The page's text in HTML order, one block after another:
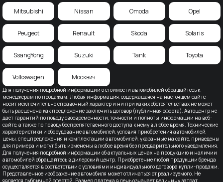
Для получения подробной информации о стоимости автомобилей обращайтесь к
менеджерам по продажам. Любая информация, содержащаяся на настоящем сайте,
носит исключительно справочный характер и ни при каких обстоятельствах не может
быть расценена как предложение заключить договор (публичная оферта). Автоцентр не
дает гарантий по поводу своевременности, точности и полноты информации на веб-
сайте, а также по поводу беспрепятственного доступа к нему в любое время. Технические
характеристики и оборудование автомобилей, условия приобретения автомобилей,
цены, спецпредложения и комплектации автомобилей, указанные на сайте, приведены
для примера и могут быть изменены в любое время без предварительного уведомления.
Для получения подробной информации об актуальных ценах на продукцию и наличии
автомобилей обращайтесь в дилерский центр. Приобретение любой продукции бренда
осуществляется в соответствии с условиями индивидуального договора купли-продажи.
Представленное изображение автомобиля может отличаться от реализуемого. Не
является публичной офертой. Размер платежа в день означает величину затрат
Mitsubishi Nissan Omoda Opel
Peugeot Renault Skoda Solaris
SsangYong Suzuki Tank Toyota
Volkswagen Москвич